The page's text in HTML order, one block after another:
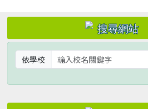
左邊區域內容
依學校